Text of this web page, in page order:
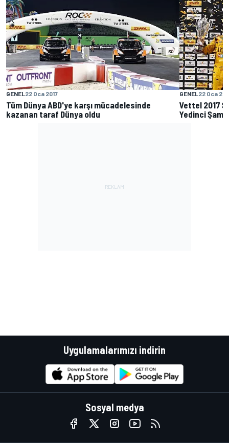
GENEL22 Oca 2017
Tüm Dünya ABD'ye karşı mücadelesinde
kazanan taraf Dünya oldu
GENEL22 Oca
Vettel 2017
Yedinci
Uygulamalarımızı indirin
Sosyal medya